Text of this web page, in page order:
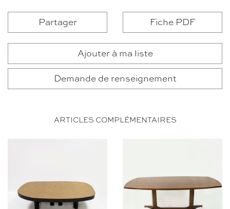
Partager Fiche PDF
Ajouter à ma liste
Demande de renseignement
ARTICLES COMPLÉMENTAIRES